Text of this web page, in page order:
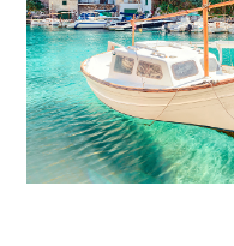
Aviso legal
de privacidad
Contacta